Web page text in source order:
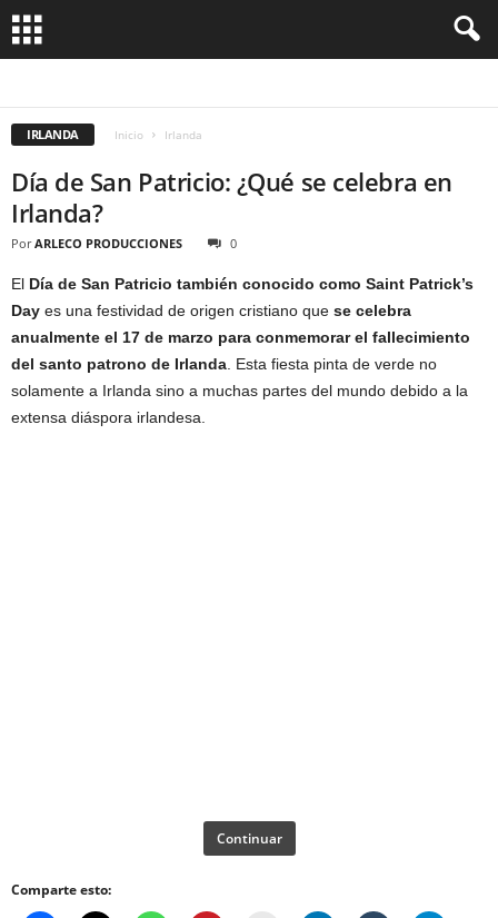
IRLANDA Inicio Irlanda
Día de San Patricio: ¿Qué se celebra en
Irlanda?
Por ARLECO PRODUCCIONES 0
El Día de San Patricio también conocido como Saint Patrick’s
Day es una festividad de origen cristiano que se celebra
anualmente el 17 de marzo para conmemorar el fallecimiento
del santo patrono de Irlanda . Esta fiesta pinta de verde no
solamente a Irlanda sino a muchas partes del mundo debido a la
extensa diáspora irlandesa.
Continuar
Comparte esto: